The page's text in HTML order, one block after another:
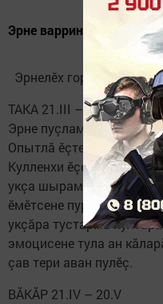
Эрне варринче финанс
Эрнелӗх​ гороскоп 17.02
ТАКА 21.III – 20.IV
Эрне пуçламăшӗ
Опытлă ӗçтешӗре итлӗр,
Кулленхи ӗçсем
укçа шырама тивӗ.
ӗмӗтсене пурнăçлаятăр.
укçăра тустарма
эмоцисене тула ан
çав тери аван пулӗç.​ ​ ​
ВĂКĂР 21.IV – 20.V